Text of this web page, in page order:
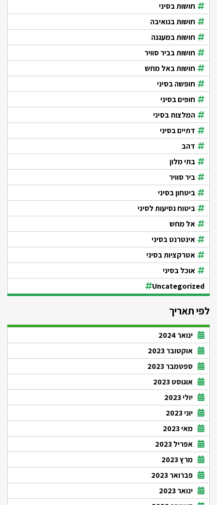
חושות בסיני
חושות בנואיבה
חושות במעגנה
חושות בביר סוויר
חושות באל מחש
חופשה בסיני
חופים בסיני
המלצות בסיני
דתיים בסיני
דהב
בתי מלון
ביר סוויר
ביטחון בסיני
ביטוח נסיעות לסיני
אל מחש
אינטרנט בסיני
אטרקציות בסיני
אוכל בסיני
Uncategorized
לפי תאריך
ינואר 2024
אוקטובר 2023
ספטמבר 2023
אוגוסט 2023
יולי 2023
יוני 2023
מאי 2023
אפריל 2023
מרץ 2023
פברואר 2023
ינואר 2023